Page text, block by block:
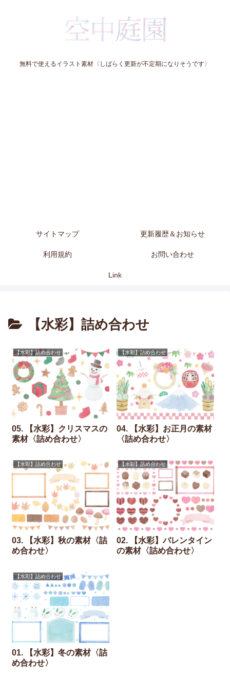
無料で使えるイラスト素材〈しばらく更新が不定期になりそうです〉
サイトマップ 更新履歴＆お知らせ
利用規約 お問い合わせ
Link
【水彩】詰め合わせ
【水彩】詰め合わせ
05. 【水彩】クリスマスの
素材〈詰め合わせ〉
【水彩】詰め合わせ
04. 【水彩】お正月の素材
〈詰め合わせ〉
【水彩】詰め合わせ
03. 【水彩】秋の素材〈詰
め合わせ〉
【水彩】詰め合わせ
02. 【水彩】バレンタイン
の素材〈詰め合わせ〉
【水彩】詰め合わせ
01. 【水彩】冬の素材〈詰
め合わせ〉